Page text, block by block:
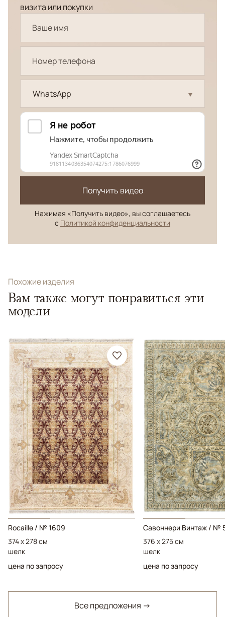
визита или покупки
WhatsApp
Получить видео
Нажимая «Получить видео», вы соглашаетесь
с Политикой конфиденциальности
Похожие изделия
Вам также могут понравиться эти
модели
Rocaille / № 1609
374 x 278 см
шелк
цена по запросу
Савоннери Винтаж / №
376 x 275 см
шелк
цена по запросу
Все предложения →